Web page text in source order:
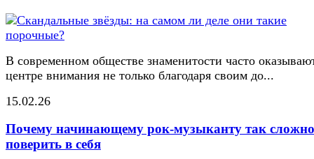
В современном обществе знаменитости часто
центре внимания не только благодаря своим до...
15.02.26
Почему начинающему рок-музыканту так сложно
поверить в себя